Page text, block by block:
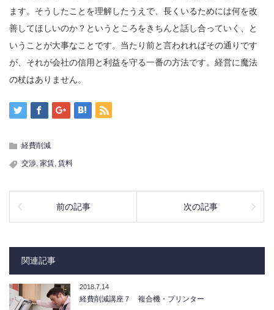
ます。そうしたことを理解したうえで、長くいるためには何を改
善してほしいのか？というところをきちんと話し合っていく、と
いうことが大事なことです。当たり前と言われればその通りです
が、それが会社の信用と利益を守る一番の方法です。経営に魔法
の杖はありません。
経費削減
交渉, 家賃, 賃料
前の記事 次の記事
関連記事
2018.7.14
経費削減講座７ 複合機・プリンター